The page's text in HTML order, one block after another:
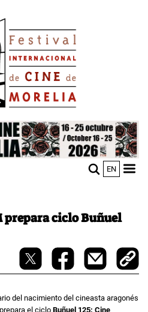
EN
prepara ciclo Buñuel
del nacimiento del cineasta aragonés
prepara el ciclo Buñuel 125: Cine